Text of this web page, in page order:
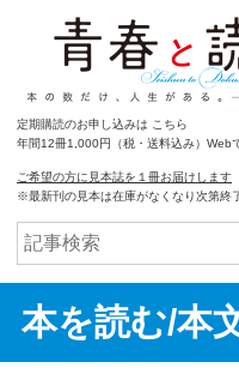
定期購読のお申し込みは こちら
年間12冊1,000円（税・送料込み）Web
ご希望の方に見本誌を１冊お届けします
※最新刊の見本は在庫がなくなり次第終
本を読む/本